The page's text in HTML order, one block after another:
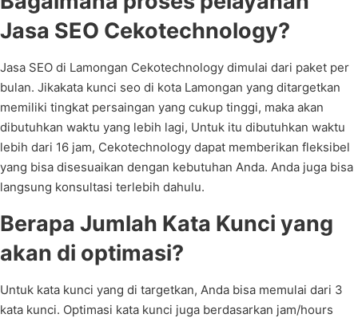
Jasa SEO Cekotechnology?
Jasa SEO di Lamongan Cekotechnology dimulai dari paket per
bulan. Jikakata kunci seo di kota Lamongan yang ditargetkan
memiliki tingkat persaingan yang cukup tinggi, maka akan
dibutuhkan waktu yang lebih lagi, Untuk itu dibutuhkan waktu
lebih dari 16 jam, Cekotechnology dapat memberikan fleksibel
yang bisa disesuaikan dengan kebutuhan Anda. Anda juga bisa
langsung konsultasi terlebih dahulu.
Berapa Jumlah Kata Kunci yang
akan di optimasi?
Untuk kata kunci yang di targetkan, Anda bisa memulai dari 3
kata kunci. Optimasi kata kunci juga berdasarkan jam/hours